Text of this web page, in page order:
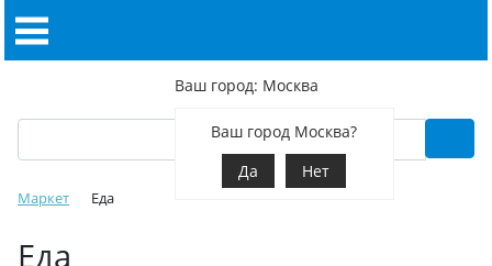
Ваш город: Москва
Ваш город Москва?
Да
Нет
Маркет Еда
Еда